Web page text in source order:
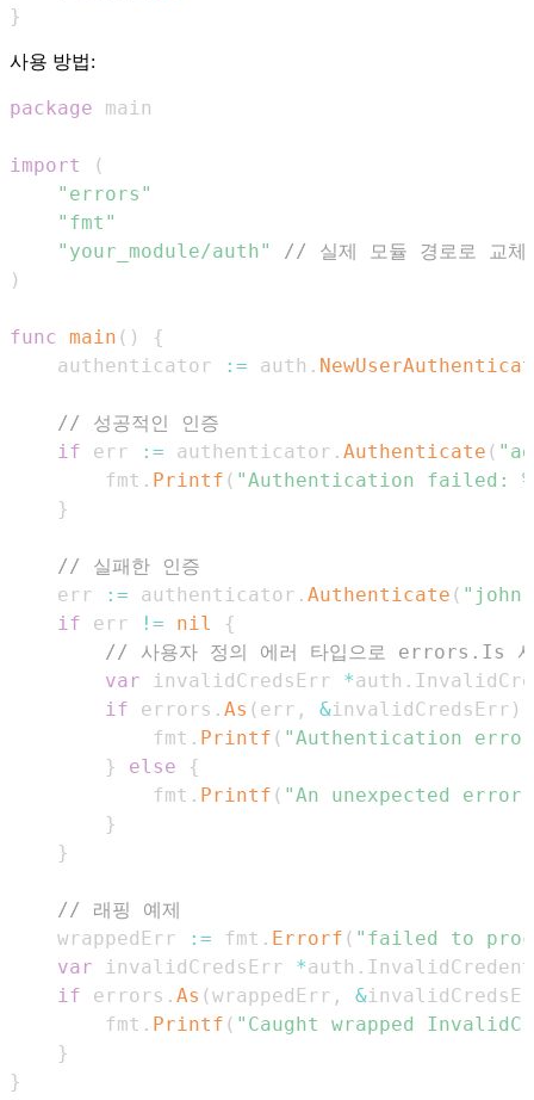
}
사용 방법:
package
import
(
"errors"
"fmt"
"your_module/auth"
// 실제 모듈 경로로 교체
)
func main ( )
{
	authenticator
:= auth .
// 성공적인 인증
if err := authenticator . Authenticate (
		fmt
. Printf ( "Authentication failed:
}
// 실패한 인증
	err
:= authenticator . Authenticate (
if err != nil
{
// 사용자 정의 에러 타입으로 errors.Is
var invalidCredsErr *auth .
if errors . As ( err , &invalidCredsErr )
			fmt
. Printf ( "Authentication
}
else
{
			fmt
. Printf ( "An unexpected
}
}
// 래핑 예제
	wrappedErr
:= fmt . Errorf ( "failed to
var invalidCredsErr *auth .
if errors . As (wrappedErr , &
		fmt
. Printf ( "Caught wrapped
}
}